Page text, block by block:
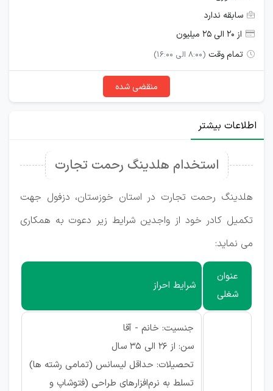
سابقه ندارد
از ۲۰ الی ۲۵ میلیون
تمام وقت (8:00 الی 16:00)
منقضی شده
اطلاعات بیشتر
استخدام هلدینگ رحمت تجارت
هلدینگ رحمت تجارت در استان خوزستان، دزفول جهت
تکمیل کادر خود از واجدین شرایط زیر دعوت به همکاری
می نماید:
عنوان
شغلی
شرایط احراز
جنسیت: خانم - آقا
سن: از 26 الی 35 سال
تحصیلات: حداقل لیسانس (تمامی رشته ها)
تسلط به نرم‌افزارهای طراحی (فتوشاپ و